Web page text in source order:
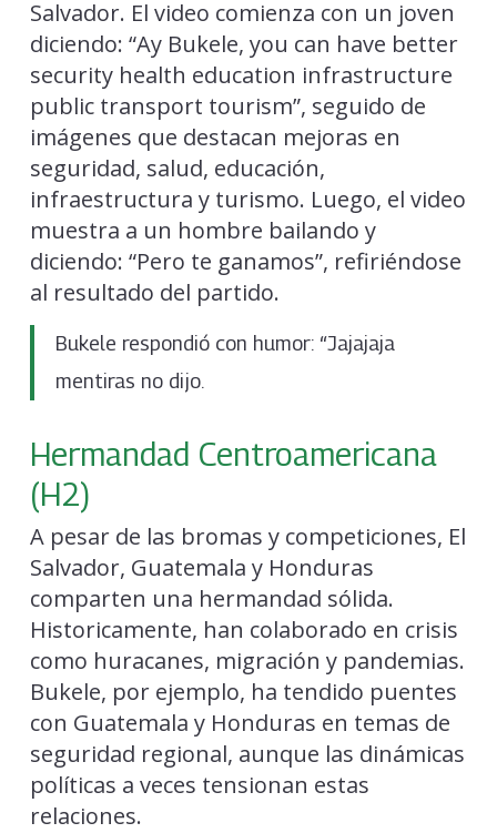
Salvador. El video comienza con un joven
diciendo: “Ay Bukele, you can have better
security health education infrastructure
public transport tourism”, seguido de
imágenes que destacan mejoras en
seguridad, salud, educación,
infraestructura y turismo. Luego, el video
muestra a un hombre bailando y
diciendo: “Pero te ganamos”, refiriéndose
al resultado del partido.
Bukele respondió con humor: “Jajajaja
mentiras no dijo.
Hermandad Centroamericana
(H2)
A pesar de las bromas y competiciones, El
Salvador, Guatemala y Honduras
comparten una hermandad sólida.
Historicamente, han colaborado en crisis
como huracanes, migración y pandemias.
Bukele, por ejemplo, ha tendido puentes
con Guatemala y Honduras en temas de
seguridad regional, aunque las dinámicas
políticas a veces tensionan estas
relaciones.